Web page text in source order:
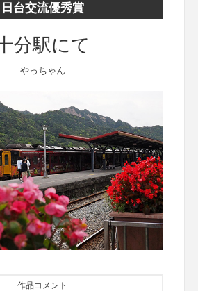
日台交流優秀賞
分駅にて
やっちゃん
作品コメント